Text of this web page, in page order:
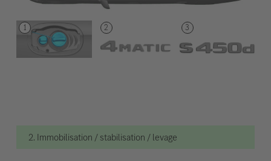
2. Immobilisation / stabilisation / levage